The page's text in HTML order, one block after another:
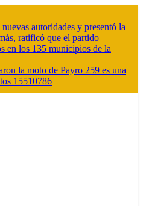
autoridades y presentó la
ratificó que el partido
en los 135 municipios de la
la moto de Payro 259 es una
15510786